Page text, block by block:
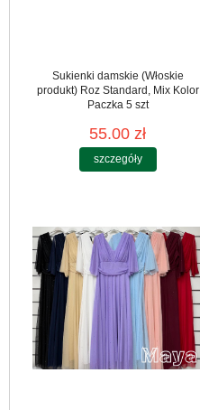
Sukienki damskie (Włoskie
produkt) Roz Standard, Mix Kolor
Paczka 5 szt
55.00 zł
szczegóły